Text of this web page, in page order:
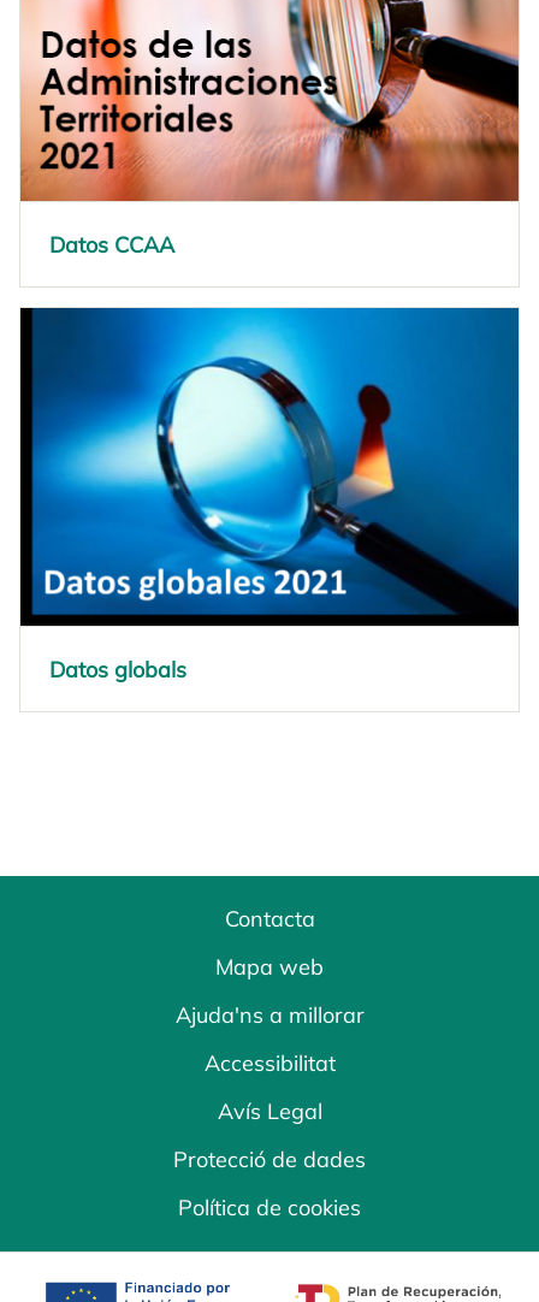
Datos CCAA
Datos globals
Contacta
Mapa web
Ajuda'ns a millorar
Accessibilitat
Avís Legal
Protecció de dades
Política de cookies
opens in a new tab opens in a new